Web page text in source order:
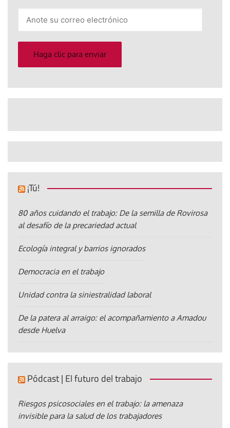
electrónico
Haga clic para enviar
¡Tú!
80 años cuidando el trabajo: De la semilla de Rovirosa
al desafío de la precariedad actual
Ecología integral y barrios ignorados
Democracia en el trabajo
Unidad contra la siniestralidad laboral
De la patera al arraigo: el acompañamiento a Amadou
desde Huelva
Pódcast | El futuro del trabajo
Riesgos psicosociales en el trabajo: la amenaza
invisible para la salud de los trabajadores